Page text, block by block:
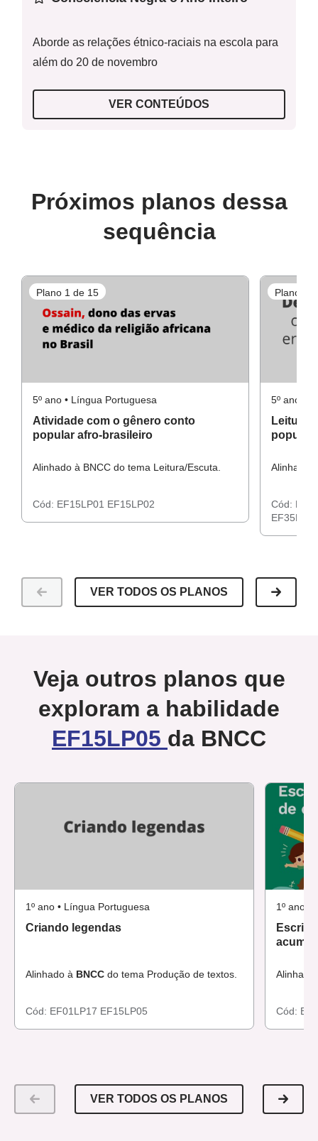
Esta é a décima terceira aula de uma sequência de 15
sequência.
Aborde as relações étnico-raciais na escola para
além do 20 de novembro
VER CONTEÚDOS
Próximos planos dessa
sequência
Plano 1 de 15
5º ano • Língua Portuguesa
Atividade com o gênero conto
popular afro-brasileiro
Alinhado à BNCC do tema Leitura/Escuta.
Cód: EF15LP01 EF15LP02
Plano 2
5º ano •
Leitura
popular
Alinhado
Cód:
VER TODOS OS PLANOS
Veja outros planos que
exploram a habilidade
EF15LP05 da BNCC
1º ano • Língua Portuguesa
Criando legendas
Alinhado à BNCC do tema Produção de textos.
Cód: EF01LP17 EF15LP05
1º ano •
Escrita
Cód:
VER TODOS OS PLANOS